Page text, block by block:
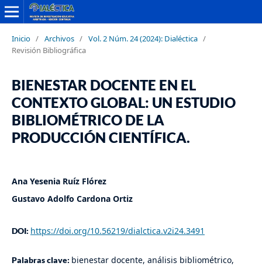
Inicio / Archivos / Vol. 2 Núm. 24 (2024): Dialéctica /
Revisión Bibliográfica
BIENESTAR DOCENTE EN EL
CONTEXTO GLOBAL: UN ESTUDIO
BIBLIOMÉTRICO DE LA
PRODUCCIÓN CIENTÍFICA.
Ana Yesenia Ruíz Flórez
Gustavo Adolfo Cardona Ortiz
DOI: https://doi.org/10.56219/dialctica.v2i24.3491
Palabras clave: bienestar docente, análisis bibliométrico,